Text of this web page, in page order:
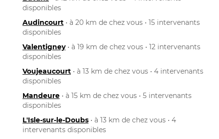
disponibles
Audincourt • à 20 km de chez vous • 15 intervenants
disponibles
Valentigney• à 19 km de chez vous • 12 intervenants
disponibles
Voujeaucourt • à 13 km de chez vous • 4 intervenants
disponibles
Mandeure • à 15 km de chez vous • 5 intervenants
disponibles
L'Isle-sur-le-Doubs • à 13 km de chez vous • 4
intervenants disponibles